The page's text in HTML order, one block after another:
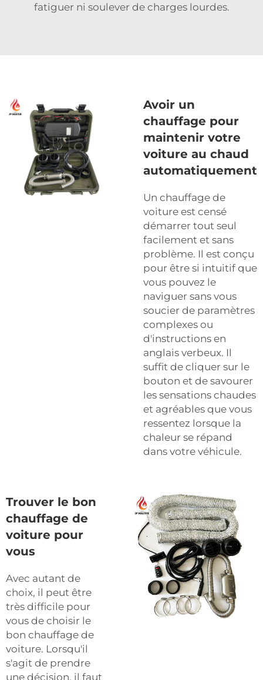
fatiguer ni soulever de charges lourdes.
Avoir un
chauffage pour
maintenir votre
voiture au chaud
automatiquement
Un chauffage de
voiture est censé
démarrer tout seul
facilement et sans
problème. Il est conçu
pour être si intuitif que
vous pouvez le
naviguer sans vous
soucier de paramètres
complexes ou
d'instructions en
anglais verbeux. Il
suffit de cliquer sur le
bouton et de savourer
les sensations chaudes
et agréables que vous
ressentez lorsque la
chaleur se répand
dans votre véhicule.
Trouver le bon
chauffage de
voiture pour
vous
Avec autant de
choix, il peut être
très difficile pour
vous de choisir le
bon chauffage de
voiture. Lorsqu'il
s'agit de prendre
une décision, il faut